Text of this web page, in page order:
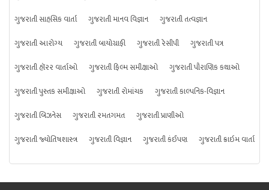
ગુજરાતી સાહસિક વાર્તા
ગુજરાતી માનવ વિજ્ઞાન
ગુજરાતી તત્વજ્ઞાન
ગુજરાતી આરોગ્ય
ગુજરાતી બાયોગ્રાફી ગુજરાતી રેસીપી
ગુજરાતી પત્ર
ગુજરાતી હૉરર વાર્તાઓ
ગુજરાતી ફિલ્મ સમીક્ષાઓ
ગુજરાતી પૌરાણિક કથાઓ
ગુજરાતી પુસ્તક સમીક્ષાઓ
ગુજરાતી રોમાંચક
ગુજરાતી કાલ્પનિક-વિજ્ઞાન
ગુજરાતી બિઝનેસ
ગુજરાતી રમતગમત
ગુજરાતી પ્રાણીઓ
ગુજરાતી જ્યોતિષશાસ્ત્ર
ગુજરાતી વિજ્ઞાન ગુજરાતી કંઈપણ ગુજરાતી ક્રાઇમ વાર્તા